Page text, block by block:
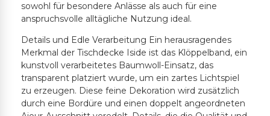
sowohl für besondere Anlässe als auch für eine
anspruchsvolle alltägliche Nutzung ideal.
Details und Edle Verarbeitung Ein herausragendes
Merkmal der Tischdecke Iside ist das Klöppelband, ein
kunstvoll verarbeitetes Baumwoll-Einsatz, das
transparent platziert wurde, um ein zartes Lichtspiel
zu erzeugen. Diese feine Dekoration wird zusätzlich
durch eine Bordüre und einen doppelt angeordneten